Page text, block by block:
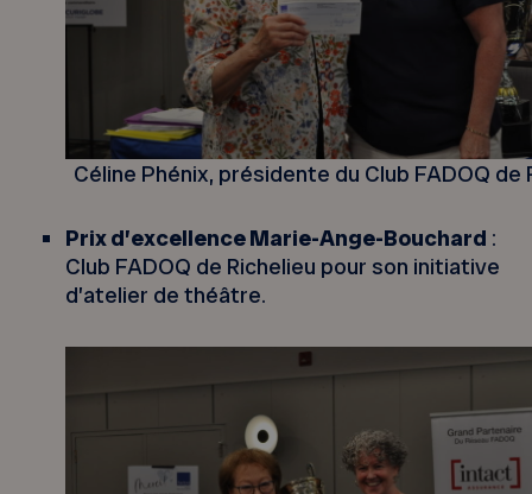
Céline Phénix, présidente du Club FADOQ de
Prix d’excellence Marie-Ange-Bouchard :
Club FADOQ de Richelieu pour son initiative
d’atelier de théâtre.